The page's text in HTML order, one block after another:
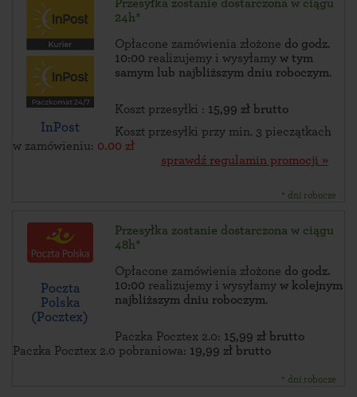
InPost
Przesyłka zostanie dostarczona w ciągu
24h*
Opłacone zamówienia złożone do godz.
10:00 realizujemy i wysyłamy w tym
samym lub najbliższym dniu roboczym.
Koszt przesyłki : 15,99 zł brutto
Koszt przesyłki przy min. 3 pieczątkach
w zamówieniu: 0.00 zł
sprawdź regulamin promocji »
* dni robocze
Poczta
Polska
(Pocztex)
Przesyłka zostanie dostarczona w ciągu
48h*
Opłacone zamówienia złożone do godz.
10:00 realizujemy i wysyłamy w kolejnym
najbliższym dniu roboczym.
Paczka Pocztex 2.0: 15,99 zł brutto
Paczka Pocztex 2.0 pobraniowa: 19,99 zł brutto
* dni robocze